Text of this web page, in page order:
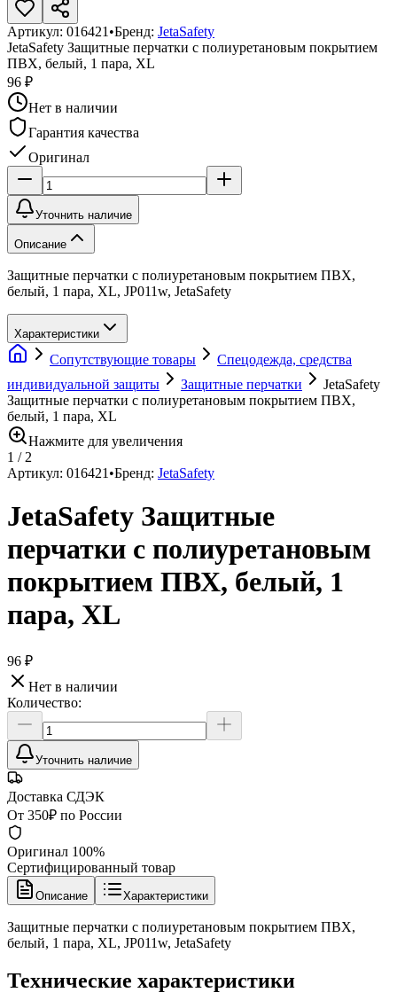
Артикул: 016421 •Бренд: JetaSafety
JetaSafety Защитные перчатки с полиуретановым покрытием
ПВХ, белый, 1 пара, XL
96 ₽
Нет в наличии
Гарантия качества
Оригинал
Уточнить наличие
Описание
Защитные перчатки с полиуретановым покрытием ПВХ,
белый, 1 пара, XL, JP011w, JetaSafety
Характеристики
Сопутствующие товары
Спецодежда, средства
индивидуальной защиты
Защитные перчатки
JetaSafety
Защитные перчатки с полиуретановым покрытием ПВХ,
белый, 1 пара, XL
Нажмите для увеличения
1 / 2
Артикул: 016421 •Бренд: JetaSafety
JetaSafety Защитные
перчатки с полиуретановым
покрытием ПВХ, белый, 1
пара, XL
96 ₽
Нет в наличии
Количество:
Уточнить наличие
Доставка СДЭК
От 350₽ по России
Оригинал 100%
Сертифицированный товар
Описание Характеристики
Защитные перчатки с полиуретановым покрытием ПВХ,
белый, 1 пара, XL, JP011w, JetaSafety
Технические характеристики